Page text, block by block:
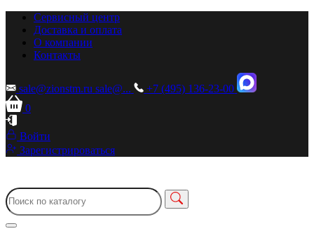
Сервисный центр
Доставка и оплата
О компании
Контакты
sale@zionstm.ru sale@...
+7 (495) 136-23-00
0
Войти
Зарегистрироваться